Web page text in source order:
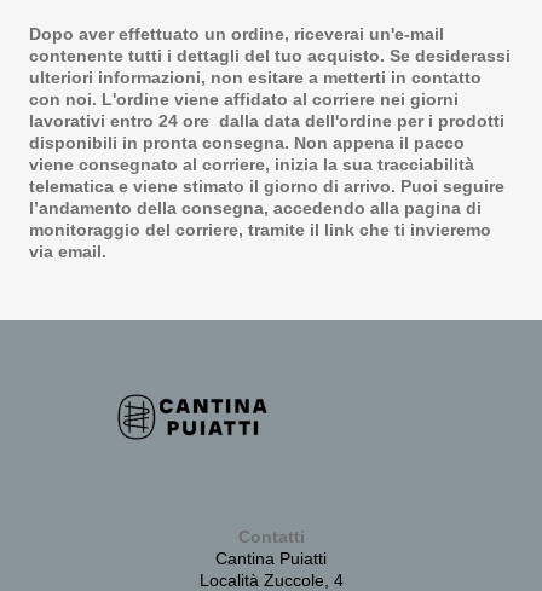
Dopo aver effettuato un ordine, riceverai un'e-mail
contenente tutti i dettagli del tuo acquisto. Se desiderassi
ulteriori informazioni, non esitare a metterti in contatto
con noi. L'ordine viene affidato al corriere nei giorni
lavorativi entro 24 ore dalla data dell'ordine per i prodotti
disponibili in pronta consegna. Non appena il pacco
viene consegnato al corriere, inizia la sua tracciabilità
telematica e viene stimato il giorno di arrivo. Puoi seguire
l’andamento della consegna, accedendo alla pagina di
monitoraggio del corriere, tramite il link che ti invieremo
via email.
Contatti
Cantina Puiatti
Località Zuccole, 4